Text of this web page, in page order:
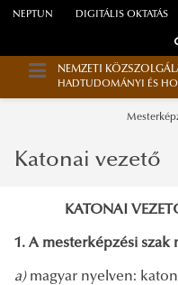
NEPTUN DIGITÁLIS OKTATÁS
NEMZETI
HADTUDOMÁNYI ÉS
Katonai vezető
KATONAI
1. A mesterképzési szak
a) magyar nyelven: